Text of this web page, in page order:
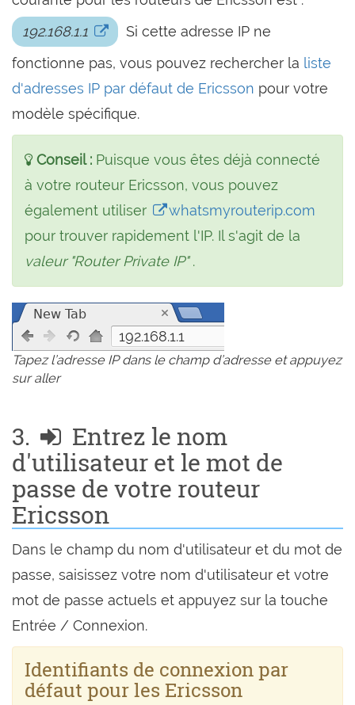
192.168.1.1
Si cette adresse IP ne
fonctionne pas, vous pouvez rechercher la liste
d'adresses IP par défaut de Ericsson pour votre
modèle spécifique.
Conseil : Puisque vous êtes déjà connecté
à votre routeur Ericsson, vous pouvez
également utiliser
whatsmyrouterip.com
pour trouver rapidement l'IP. Il s'agit de la
valeur "Router Private IP".
192.168.1.1
Tapez l’adresse IP dans le champ d’adresse et appuyez
sur aller
3.
Entrez le nom
d'utilisateur et le mot de
passe de votre routeur
Ericsson
Dans le champ du nom d'utilisateur et du mot de
passe, saisissez votre nom d'utilisateur et votre
mot de passe actuels et appuyez sur la touche
Entrée / Connexion.
Identifiants de connexion par
défaut pour les Ericsson